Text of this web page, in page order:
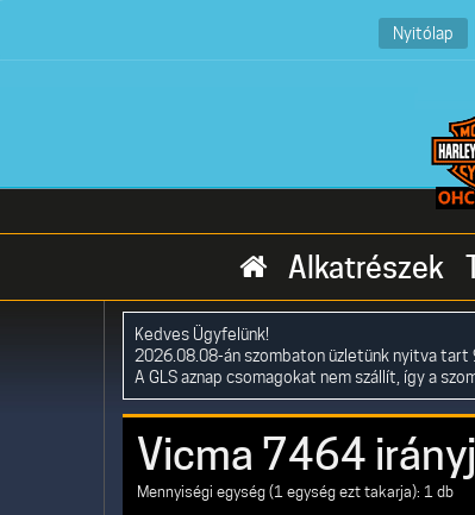
Nyitólap
Alkatrészek
Kedves Ügyfelünk!
2026.08.08-án szombaton üzletünk nyitva
A GLS aznap csomagokat nem szállít, így a
Vicma 7464
Mennyiségi egység (1 egység ezt takarja): 1 db